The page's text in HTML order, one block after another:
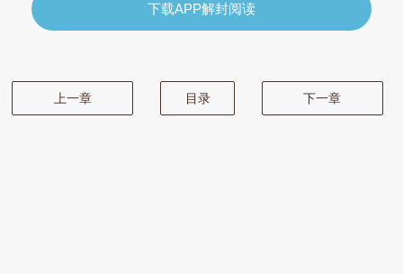
下载APP解封阅读
上一章 目录 下一章